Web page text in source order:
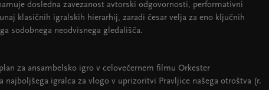
dosledna zavezanost avtorski odgovornosti, performativni
klasičnih igralskih hierarhij, zaradi česar velja za eno ključnih
sodobnega neodvisnega gledališča.
za ansambelsko igro v celovečernem filmu Orkester
najboljšega igralca za vlogo v uprizoritvi Pravljice našega otroštva (r.